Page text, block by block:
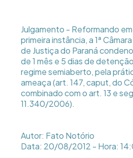
Julgamento - Reformando
primeira instância, a 1ª
de Justiça do Paraná
de 1 mês e 5 dias de
regime semiaberto, pela
ameaça (art. 147, caput, do
combinado com o art. 13 e
11.340/2006).
Autor: Fato Notório
Data: 20/08/2012 - Hora: